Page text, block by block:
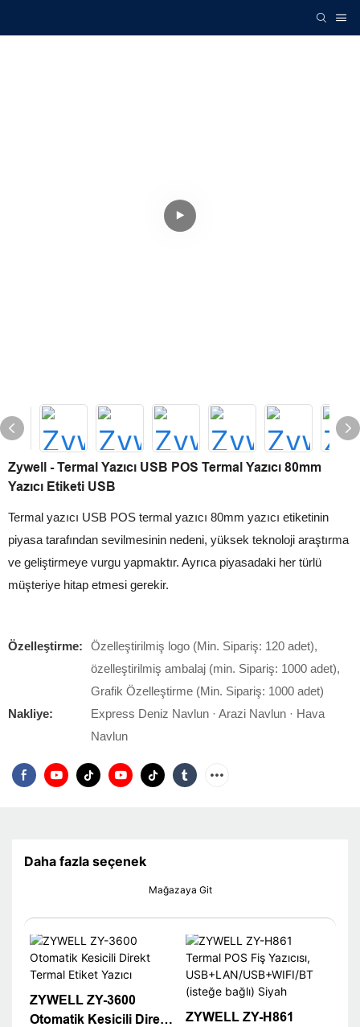
Zywell - Termal Yazıcı USB POS Termal Yazıcı 80mm
Yazıcı Etiketi USB
Termal yazıcı USB POS termal yazıcı 80mm yazıcı etiketinin
piyasa tarafından sevilmesinin nedeni, yüksek teknoloji araştırma
ve geliştirmeye vurgu yapmaktır. Ayrıca piyasadaki her türlü
müşteriye hitap etmesi gerekir.
Özelleştirme:
Özelleştirilmiş logo (Min. Sipariş: 120 adet),
özelleştirilmiş ambalaj (min. Sipariş: 1000 adet),
Grafik Özelleştirme (Min. Sipariş: 1000 adet)
Nakliye:
Express Deniz Navlun · Arazi Navlun · Hava
Navlun
Daha fazla seçenek
Mağazaya Git
ZYWELL ZY-3600
Otomatik Kesicili Direkt
ZYWELL ZY-H861